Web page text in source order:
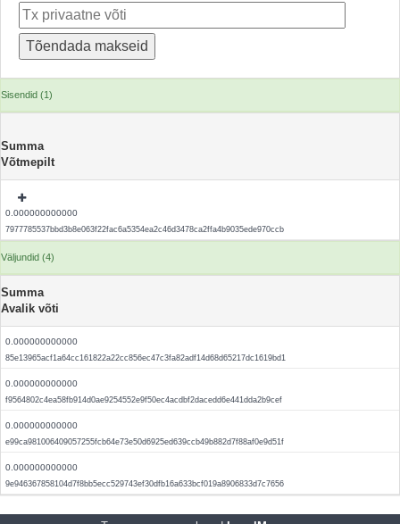
Sisendid (1)
Summa
Võtmepilt
0.000000000000
7977785537bbd3b8e063f22fac6a5354ea2c46d3478ca2ffa4b9035ede970ccb
Väljundid (4)
Summa
Avalik võti
0.000000000000
85e13965acf1a64cc161822a22cc856ec47c3fa82adf14d68d65217dc1619bd1
0.000000000000
f9564802c4ea58fb914d0ae9254552e9f50ec4acdbf2dacedd6e441dda2b9cef
0.000000000000
e99ca981006409057255fcb64e73e50d6925ed639ccb49b882d7f88af0e9d51f
0.000000000000
9e946367858104d7f8bb5ecc529743ef30dfb16a633bcf019a8906833d7c7656